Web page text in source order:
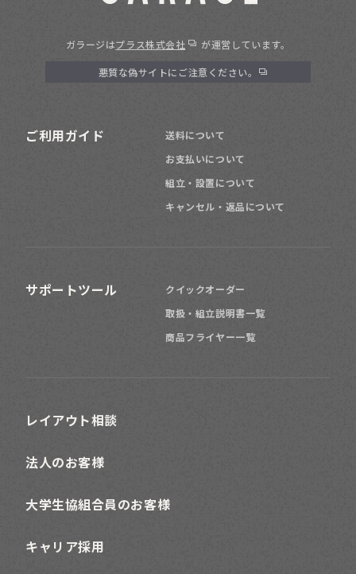
ガラージはプラス株式会社 が運営しています。
悪質な偽サイトにご注意ください。
ご利用ガイド
送料について
お支払いについて
組立・設置について
キャンセル・返品について
サポートツール
クイックオーダー
取扱・組立説明書一覧
商品フライヤー一覧
レイアウト相談
法人のお客様
大学生協組合員のお客様
キャリア採用